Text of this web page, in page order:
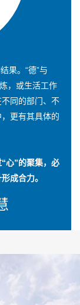
果。“德”与
，或生活工作
同的部门、不
更有其具体的
心”的聚集，必
成合力。